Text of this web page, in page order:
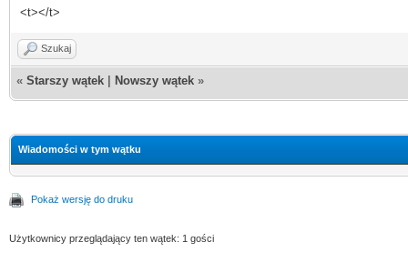
<t></t>
Szukaj
« Starszy wątek Nowszy wątek »
Wiadomości w tym wątku
Pokaż wersję do druku
Użytkownicy przeglądający ten wątek: 1 gości